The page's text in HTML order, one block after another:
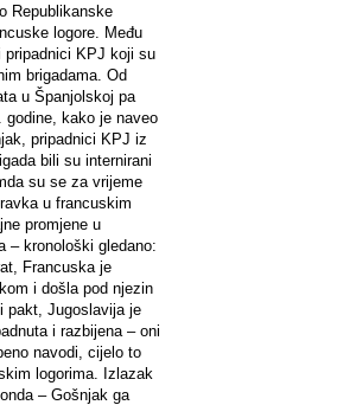
Republikanske
logore. Među
pripadnici KPJ koji su
brigadama. Od
u Španjolskoj pa
godine, kako je naveo
pripadnici KPJ iz
bili su internirani
su se za vrijeme
u francuskim
promjene u
– kronološki gledano:
Francuska je
i došla pod njezin
pakt, Jugoslavija je
i razbijena – oni
navodi, cijelo to
logorima. Izlazak
– Gošnjak ga